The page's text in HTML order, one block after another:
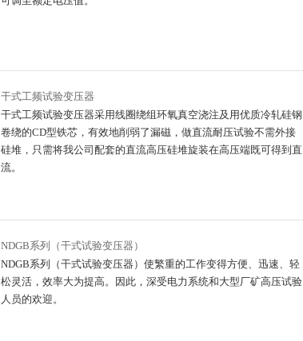
干式工频试验变压器
干式工频试验变压器采用线圈绕组环氧真空浇注及用优质冷轧硅钢
卷绕的CD型铁芯，有效地削弱了漏磁，做直流耐压试验不需外接
硅堆，只需将我公司配套的直流高压硅堆旋装在高压端既可得到直
流。
NDGB系列（干式试验变压器）
NDGB系列（干式试验变压器）使繁重的工作变得方便、迅速、轻
松灵活，效率大为提高。因此，深受电力系统和大型厂矿高压试验
人员的欢迎。